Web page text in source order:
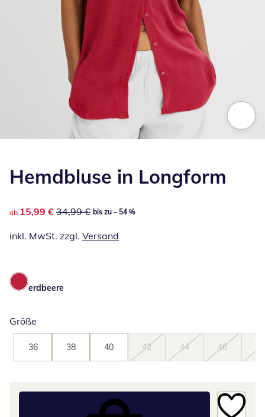
Hemdbluse in Longform
reduzierter Preis 15,99 €, vorheriger Preis: 34,99 €
ab 15,99 € 34,99 € bis zu – 54 %
inkl. MwSt. zzgl. Versand
erdbeere
Größe
36 38 40 42 44 46